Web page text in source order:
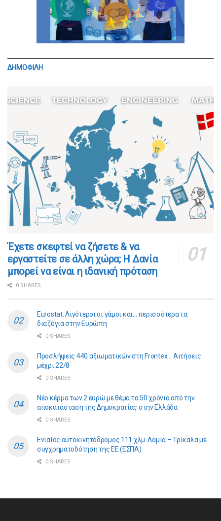
ΔΗΜΟΦΙΛΗ
​​Έχετε σκεφτεί να ζήσετε & να
εργαστείτε σε άλλη χώρα; Η Δανία
μπορεί να είναι η ιδανική πρόταση
0 SHARES
Eurostat: Λιγότεροι οι γάμοι και… περισσότερα τα
διαζύγια στην Ευρώπη
0 SHARES
Προσλήψεις 440 αξιωματικών στη Frontex… Αιτήσεις
μέχρι 22/8
0 SHARES
Νέο κέρμα των 2 ευρώ με θέμα τα 50 χρόνια από την
αποκατάσταση της Δημοκρατίας στην Ελλάδα
0 SHARES
Ενιαίος αυτοκινητόδρομος 111 χλμ. Λαμία – Τρίκαλα με
συγχρηματοδότηση της ΕE (ΕΣΠΑ)
0 SHARES